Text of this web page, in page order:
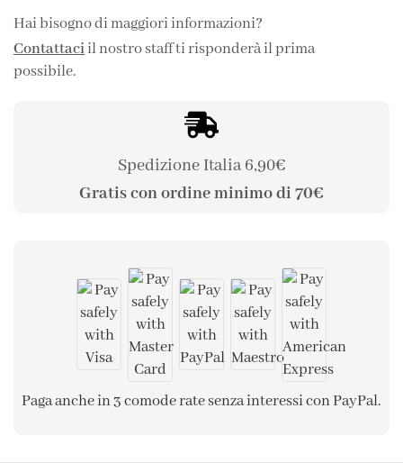
Hai bisogno di maggiori informazioni?
Contattaciil nostro staff ti risponderà il prima
possibile.
Spedizione Italia 6,90€
Gratis con ordine minimo di 70€
Paga anche in 3 comode rate senza interessi con PayPal.